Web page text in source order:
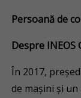
Persoană de
Despre INEOS
În 2017,
de mașini și